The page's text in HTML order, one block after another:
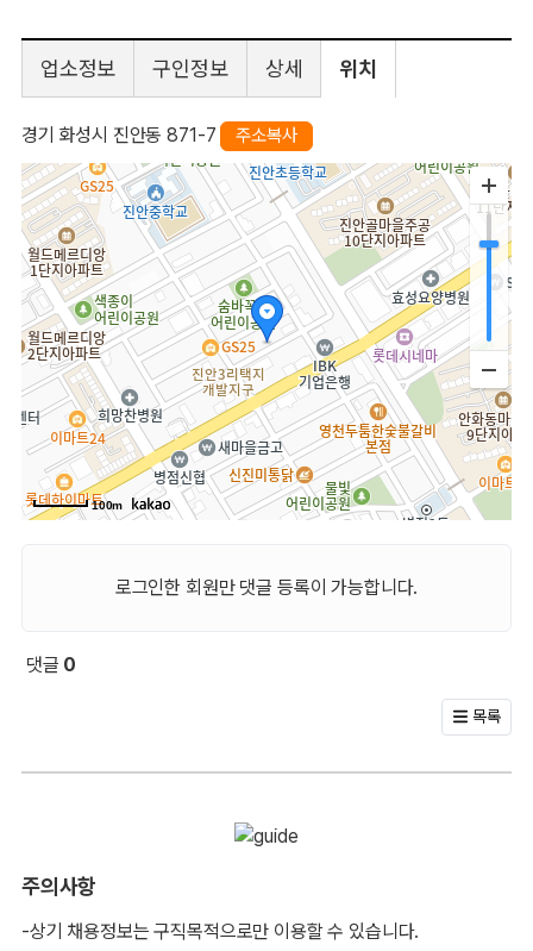
업소정보 구인정보 상세 위치
경기 화성시 진안동 871-7 주소복사
100m
로그인한 회원만 댓글 등록이 가능합니다.
댓글 0
목록
주의사항
-상기 채용정보는 구직목적으로만 이용할 수 있습니다.